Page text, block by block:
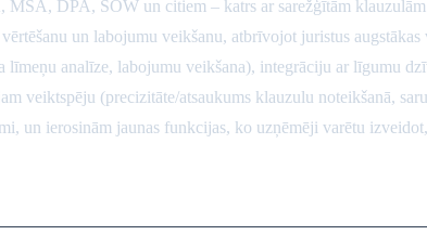
DPA, SOW un citiem – katrs ar sarežģītām
un labojumu veikšanu, atbrīvojot juristus
analīze, labojumu veikšana), integrāciju ar līgumu
veiktspēju (precizitāte/atsaukums klauzulu noteikšanā,
un ierosinām jaunas funkcijas, ko uzņēmēji varētu